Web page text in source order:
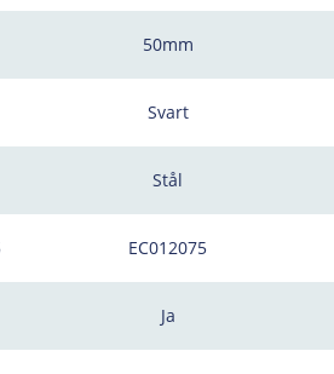
50mm
Svart
Stål
EC012075
Ja